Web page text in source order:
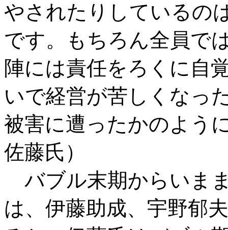
やされたりしているの
です。もちろん全員で
陣には責任をろくに自
いで経営が苦しくなっ
被害に遭ったかのよう
佐藤氏）
バブル末期からいま
は、伊藤助成、宇野郁